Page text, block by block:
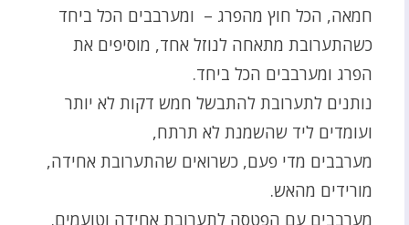
חמאה, הכל חוץ מהפרג – ומערבבים הכל ביחד
כשהתערובת מתאחה לנוזל אחד, מוסיפים את
הפרג ומערבבים הכל ביחד.
נותנים לתערובת להתבשל חמש דקות לא יותר
ועומדים ליד שהשמנת לא תרתח,
מערבבים מדי פעם, כשרואים שהתערובת אחידה,
מורידים מהאש.
מערבבים עם הפטסה לתערובת אחידה וטועמים.